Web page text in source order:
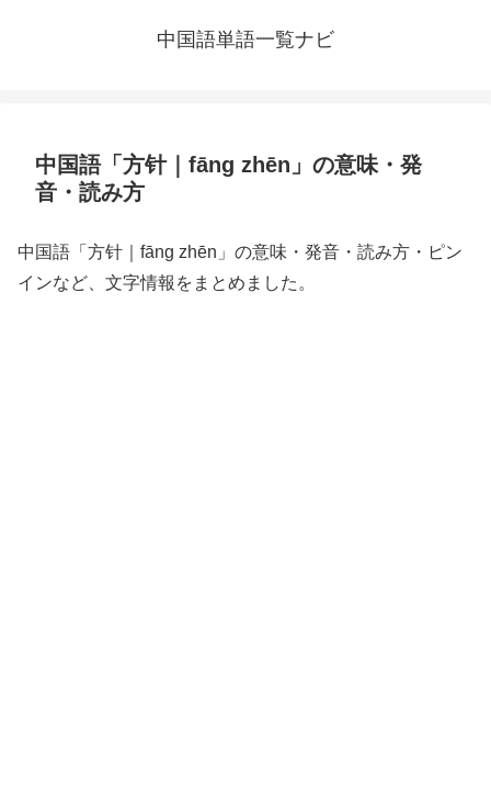
中国語単語一覧ナビ
中国語「方针｜fāng zhēn」の意味・発
音・読み方
中国語「方针｜fāng zhēn」の意味・発音・読み方・ピン
インなど、文字情報をまとめました。